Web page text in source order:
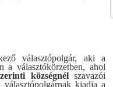
választópolgár, aki a
a választókörzetben, ahol
községnélszavazói
kiadja a